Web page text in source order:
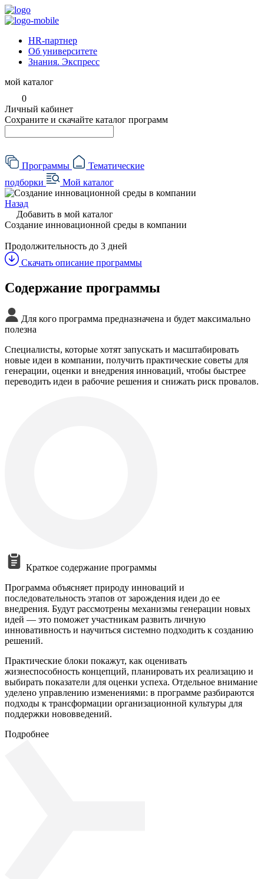
HR-партнер
Об университете
Знания. Экспресс
мой каталог
0
Личный кабинет
Сохраните и скачайте каталог программ
Программы
Тематические
подборки
Мой каталог
Назад
Добавить в мой каталог
Создание инновационной среды в компании
Продолжительность до 3 дней
Скачать описание программы
Содержание программы
Для кого программа предназначена и будет максимально
полезна
Специалисты, которые хотят запускать и масштабировать
новые идеи в компании, получить практические советы для
генерации, оценки и внедрения инноваций, чтобы быстрее
переводить идеи в рабочие решения и снижать риск провалов.
Краткое содержание программы
Программа объясняет природу инноваций и
последовательность этапов от зарождения идеи до ее
внедрения. Будут рассмотрены механизмы генерации новых
идей — это поможет участникам развить личную
инновативность и научиться системно подходить к созданию
решений.
Практические блоки покажут, как оценивать
жизнеспособность концепций, планировать их реализацию и
выбирать показатели для оценки успеха. Отдельное внимание
уделено управлению изменениями: в программе разбираются
подходы к трансформации организационной культуры для
поддержки нововведений.
Подробнее